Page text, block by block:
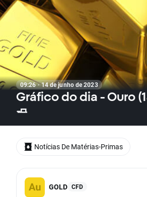
09:26 · 14 de junho de 2023
Gráfico do dia - Ouro
🧈
GOLD CFD
Notícias De Matérias-Primas